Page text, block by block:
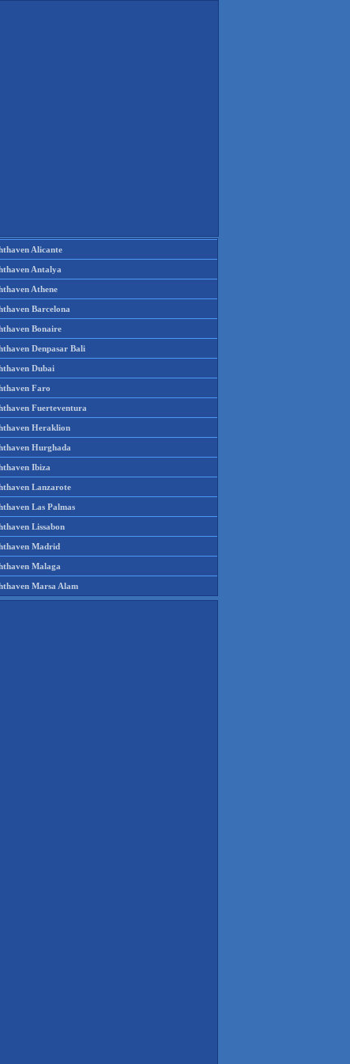
Alicante
Antalya
Athene
Barcelona
Bonaire
Denpasar Bali
Dubai
Faro
Fuerteventura
Heraklion
Hurghada
Ibiza
Lanzarote
Las Palmas
Lissabon
Madrid
Malaga
Marsa Alam